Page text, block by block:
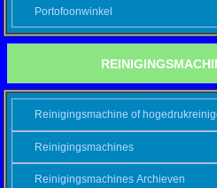
Portofoonwinkel
Reinigingsmachine of
Reinigingsmachines
Reinigingsmachines Archieven